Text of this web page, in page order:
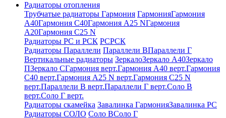
Радиаторы отопления
Трубчатые радиаторы Гармония ГармонияГармония
А40Гармония С40Гармония А25 NГармония
А20Гармония С25 N
Радиаторы РС и РСК РСРСК
Радиаторы Параллели Параллели ВПараллели Г
Вертикальные радиаторы ЗеркалоЗеркало А40Зеркало
ПЗеркало СГармония верт.Гармония А40 верт.Гармония
С40 верт.Гармония А25 N верт.Гармония С25 N
верт.Параллели В верт.Параллели Г верт.Соло В
верт.Соло Г верт.
Радиаторы скамейка Завалинка ГармонияЗавалинка РС
Радиаторы СОЛО Соло ВСоло Г